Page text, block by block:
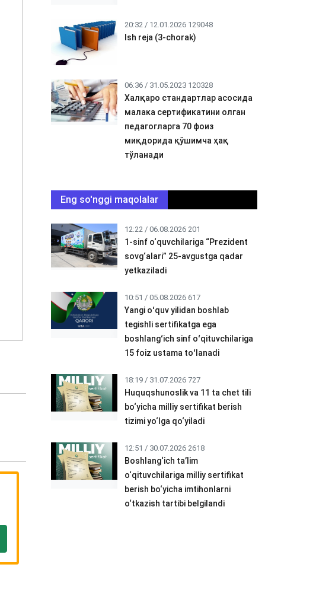
20:32 / 12.01.2026 129048
Ish reja (3-chorak)
06:36 / 31.05.2023 120328
Халқаро стандартлар асосида
малака сертификатини олган
педагогларга 70 фоиз
миқдорида қўшимча ҳақ
тўланади
Eng so'nggi maqolalar
12:22 / 06.08.2026 201
1-sinf o‘quvchilariga “Prezident
sovg‘alari” 25-avgustga qadar
yetkaziladi
10:51 / 05.08.2026 617
Yangi oʻquv yilidan boshlab
tegishli sertifikatga ega
boshlangʻich sinf oʻqituvchilariga
15 foiz ustama toʻlanadi
18:19 / 31.07.2026 727
Huquqshunoslik va 11 ta chet tili
bo‘yicha milliy sertifikat berish
tizimi yo‘lga qo‘yiladi
12:51 / 30.07.2026 2618
Boshlang‘ich ta’lim
o‘qituvchilariga milliy sertifikat
berish bo‘yicha imtihonlarni
o‘tkazish tartibi belgilandi